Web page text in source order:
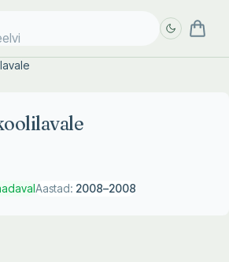
Aastad: 2008–2008